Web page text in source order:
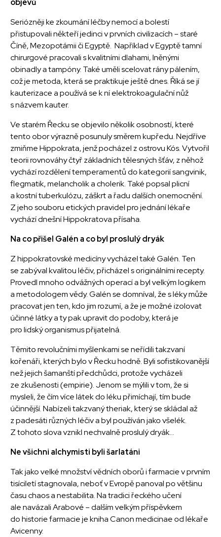
objevů
Seriózněji ke zkoumání léčby nemocí a bolestí
přistupovali někteří jedinci v prvních civilizacích – staré
Číně, Mezopotámii či Egyptě. Například v Egyptě tamní
chirurgové pracovali s kvalitními dlahami, lněnými
obinadly a tampóny. Také uměli scelovat rány pálením,
což je metoda, která se praktikuje ještě dnes. Říká se jí
kauterizace a používá se k ní elektrokoagulační nůž
s názvem kauter.
Ve starém Řecku se objevilo několik osobností, které
tento obor výrazně posunuly směrem kupředu. Nejdříve
zmiňme Hippokrata, jenž pocházel z ostrovu Kós. Vytvořil
teorii rovnováhy čtyř základních tělesných šťáv, z něhož
vychází rozdělení temperamentů do kategorií sangvinik,
flegmatik, melancholik a cholerik. Také popsal plicní
a kostní tuberkulózu, záškrt a řadu dalších onemocnění.
Z jeho souboru etických pravidel pro jednání lékaře
vychází dnešní Hippokratova přísaha.
Na co přišel Galén a co byl proslulý dryák
Z hippokratovské medicíny vycházel také Galén. Ten
se zabýval kvalitou léčiv, přicházel s originálními recepty.
Provedl mnoho odvážných operací a byl velkým logikem
a metodologem vědy. Galén se domníval, že s léky může
pracovat jen ten, kdo jim rozumí, a že je možné izolovat
účinné látky a ty pak upravit do podoby, která je
pro lidský organismus přijatelná.
Těmito revolučními myšlenkami se neřídili takzvaní
kořenáři, kterých bylo v Řecku hodně. Byli sofistikovanější
než jejich šamanští předchůdci, protože vycházeli
ze zkušenosti (empirie). Jenom se mýlili v tom, že si
mysleli, že čím více látek do léku přimíchají, tím bude
účinnější. Nabízeli takzvaný theriak, který se skládal až
z padesáti různých léčiv a byl používán jako všelék.
Z tohoto slova vznikl nechvalně proslulý dryák...
Ne všichni alchymisti byli šarlatáni
Tak jako velké množství vědních oborů i farmacie v prvním
tisíciletí stagnovala, neboť v Evropě panoval po většinu
času chaos a nestabilita. Na tradici řeckého učení
ale navázali Arabové – dalším velkým příspěvkem
do historie farmacie je kniha Canon medicinae od lékaře
Avicenny.